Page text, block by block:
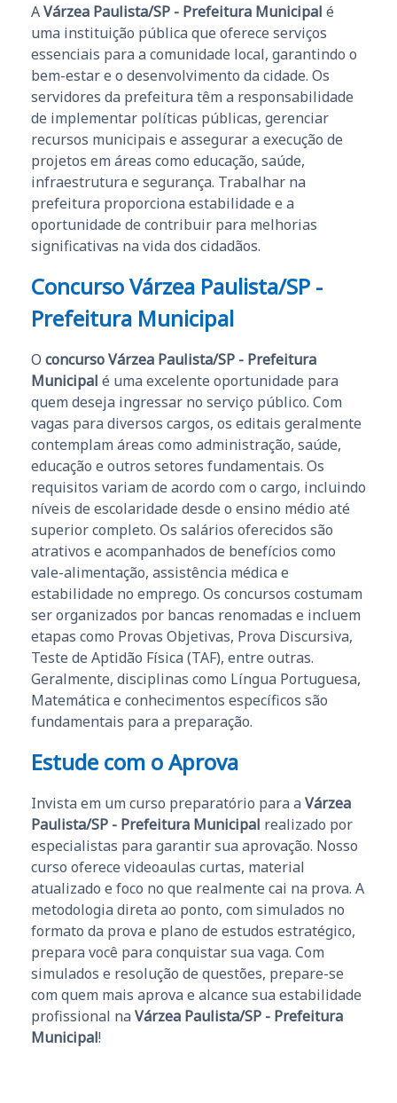
AVárzea Paulista/SP - Prefeitura Municipal é
uma instituição pública que oferece serviços
essenciais para a comunidade local, garantindo o
bem-estar e o desenvolvimento da cidade. Os
servidores da prefeitura têm a responsabilidade
de implementar políticas públicas, gerenciar
recursos municipais e assegurar a execução de
projetos em áreas como educação, saúde,
infraestrutura e segurança. Trabalhar na
prefeitura proporciona estabilidade e a
oportunidade de contribuir para melhorias
significativas na vida dos cidadãos.
Concurso Várzea Paulista/SP -
Prefeitura Municipal
O concurso Várzea Paulista/SP - Prefeitura
Municipal é uma excelente oportunidade para
quem deseja ingressar no serviço público. Com
vagas para diversos cargos, os editais geralmente
contemplam áreas como administração, saúde,
educação e outros setores fundamentais. Os
requisitos variam de acordo com o cargo, incluindo
níveis de escolaridade desde o ensino médio até
superior completo. Os salários oferecidos são
atrativos e acompanhados de benefícios como
vale-alimentação, assistência médica e
estabilidade no emprego. Os concursos costumam
ser organizados por bancas renomadas e incluem
etapas como Provas Objetivas, Prova Discursiva,
Teste de Aptidão Física (TAF), entre outras.
Geralmente, disciplinas como Língua Portuguesa,
Matemática e conhecimentos específicos são
fundamentais para a preparação.
Estude com o Aprova
Invista em um curso preparatório para a Várzea
Paulista/SP - Prefeitura Municipal realizado por
especialistas para garantir sua aprovação. Nosso
curso oferece videoaulas curtas, material
atualizado e foco no que realmente cai na prova. A
metodologia direta ao ponto, com simulados no
formato da prova e plano de estudos estratégico,
prepara você para conquistar sua vaga. Com
simulados e resolução de questões, prepare-se
com quem mais aprova e alcance sua estabilidade
profissional na Várzea Paulista/SP - Prefeitura
Municipal!